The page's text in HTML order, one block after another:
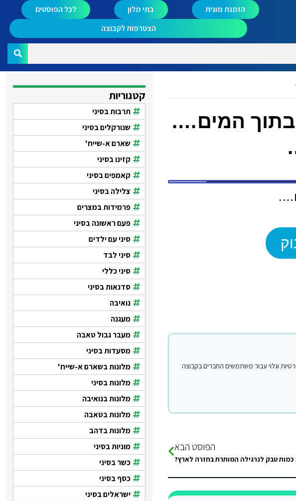
הזמנת מונית בתי מלון
לכל הפוסטים
הצטרפות לקבוצה
בתוך המים….
שנים. שמו או שמה לא מופיע באתר מטעמי פרטיות וגלוי עבור משתמשים החברים בקבוצה
הפוסט הבא
טבק לנרגילה המותרת בחזרה לארץ?
קטגוריות
תרבות בסיני
שנורקלים בסיני
שארם א-שייח'
קזינו בסיני
קאמפים בסיני
צלילה בסיני
פרמידות במצרים
פעם ראשונה בסיני
סיני עם ילדים
סיני לבד
סיני כללי
סדנאות בסיני
נואיבה
מעגנה
מעבר גבול טאבה
מסעדות בסיני
מלונות בשארם א-שייח'
מלונות בסיני
מלונות בנואיבה
מלונות בטאבה
מלונות בדהב
מוניות בסיני
כשר בסיני
כסף בסיני
ישראלים בסיני